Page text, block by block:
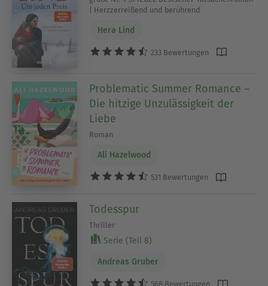
| Herzzerreißend und berührend
Hera Lind
233 Bewertungen
Problematic Summer Romance –
Die hitzige Unzulässigkeit der
Liebe
Roman
Ali Hazelwood
531 Bewertungen
Todesspur
Thriller
Serie (Teil 8)
Andreas Gruber
568 Bewertungen